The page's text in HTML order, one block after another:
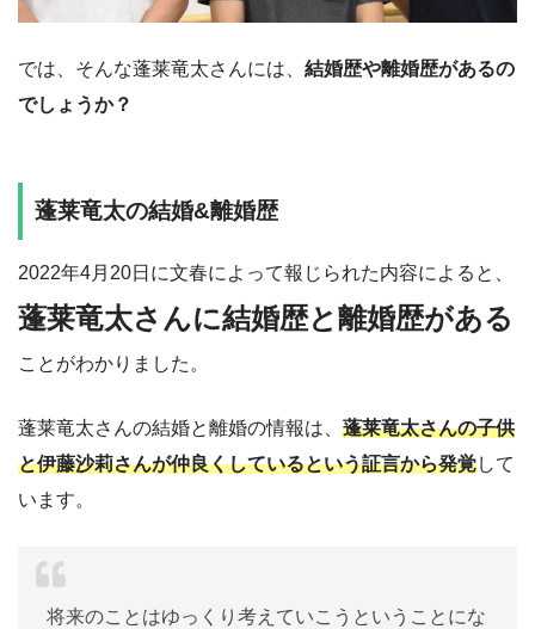
では、そんな蓬莱竜太さんには、 結婚歴や離婚歴があるの
でしょうか？
蓬莱竜太の結婚&離婚歴
2022年4月20日に文春によって報じられた内容によると、
蓬莱竜太さんに結婚歴と離婚歴がある
ことがわかりました。
蓬莱竜太さんの結婚と離婚の情報は、 蓬莱竜太さんの子供
と伊藤沙莉さんが仲良くしているという証言から発覚して
います。
将来のことはゆっくり考えていこうということにな